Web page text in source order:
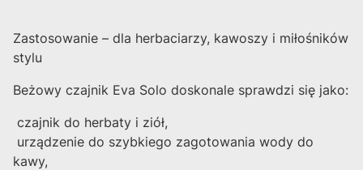
Zastosowanie – dla herbaciarzy, kawoszy i miłośników
stylu
Beżowy czajnik Eva Solo doskonale sprawdzi się jako:
czajnik do herbaty i ziół,
urządzenie do szybkiego zagotowania wody do
kawy,